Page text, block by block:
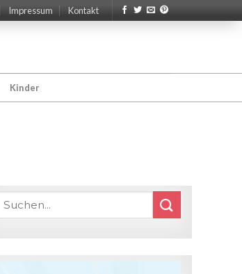
Impressum Kontakt
Kinder